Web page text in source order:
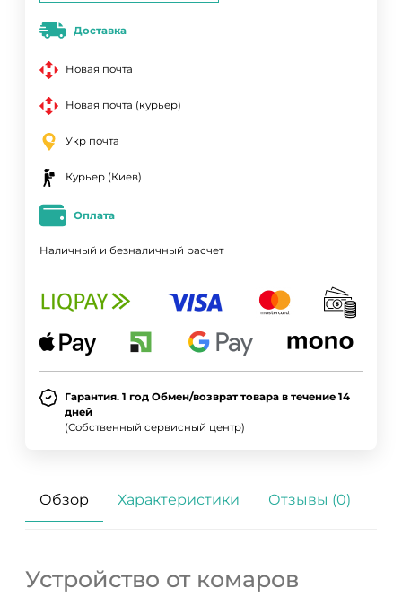
Доставка
Новая почта
Новая почта (курьер)
Укр почта
Курьер (Киев)
Оплата
Наличный и безналичный расчет
Гарантия. 1 год Обмен/возврат товара в течение 14
дней
(Собственный сервисный центр)
Обзор Характеристики Отзывы (0)
Устройство от комаров